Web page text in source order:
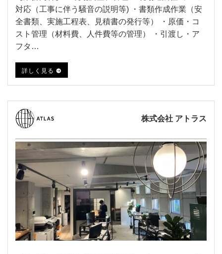
対応（工事に伴う騒音の説明等) ・書類作成作業（安
全書類、実施工程表、見積書の発行等） ・原価・コ
スト管理（材料費、人件費等の管理） ・引渡し・ア
フタ…
詳しく見る
株式会社 アトラス